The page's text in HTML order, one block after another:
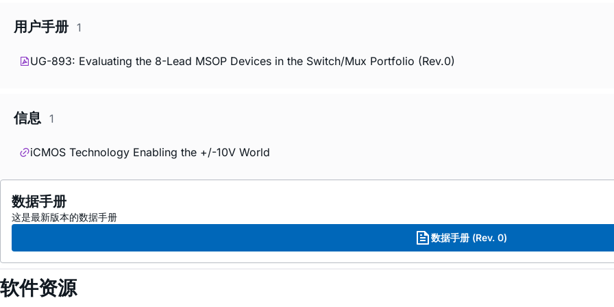
用户手册 1
UG-893: Evaluating the 8-Lead MSOP Devices in the Switch/Mux Portfolio (Rev.0)
信息 1
iCMOS Technology Enabling the +/-10V World
数据手册
这是最新版本的数据手册
数据手册 (Rev. 0)
软件资源